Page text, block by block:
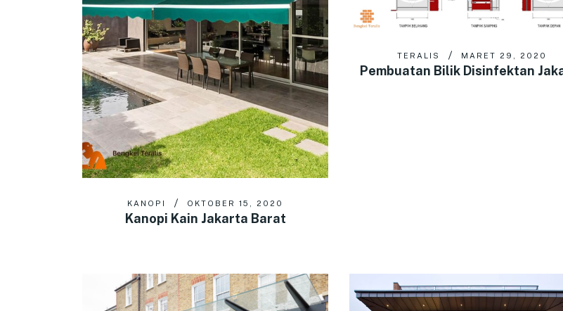
KANOPI OKTOBER 15, 2020
Kanopi Kain Jakarta Barat
TERALIS MARET 29, 2020
Pembuatan Bilik Disinfektan